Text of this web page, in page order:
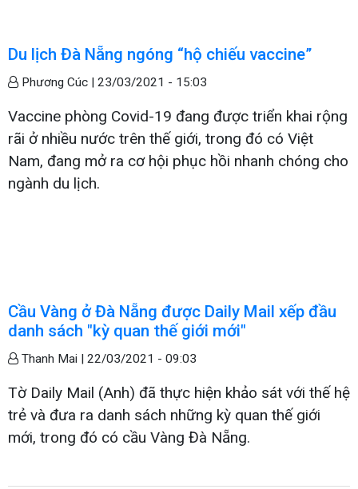
Du lịch Đà Nẵng ngóng “hộ chiếu vaccine”
Phương Cúc | 23/03/2021 - 15:03
Vaccine phòng Covid-19 đang được triển khai rộng
rãi ở nhiều nước trên thế giới, trong đó có Việt
Nam, đang mở ra cơ hội phục hồi nhanh chóng cho
ngành du lịch.
Cầu Vàng ở Đà Nẵng được Daily Mail xếp đầu
danh sách "kỳ quan thế giới mới"
Thanh Mai | 22/03/2021 - 09:03
Tờ Daily Mail (Anh) đã thực hiện khảo sát với thế hệ
trẻ và đưa ra danh sách những kỳ quan thế giới
mới, trong đó có cầu Vàng Đà Nẵng.